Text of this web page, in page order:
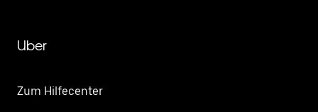
Uber
Zum Hilfecenter